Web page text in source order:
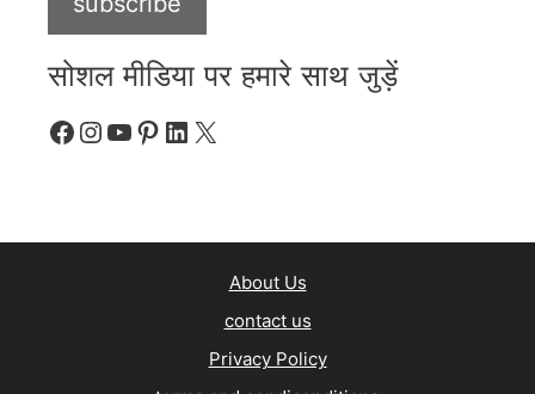
सोशल मीडिया पर हमारे साथ जुड़ें
Facebook
Instagram
YouTube
Pinterest
LinkedIn
X
About Us
contact us
Privacy Policy